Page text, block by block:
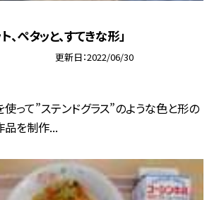
、ペタッと、すてきな形」
更新日 2022/06/30
って”ステンドグラス”のような色と形の
品を制作...